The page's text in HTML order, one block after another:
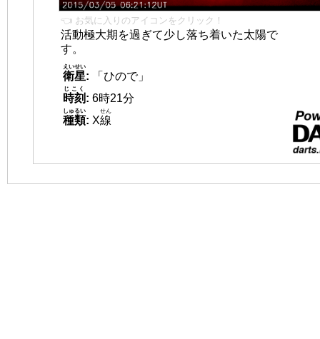
👈 お気に入りのアイコンをクリック！
活動極大期を過ぎて少し落ち着いた太陽で
す。
衛星
えいせい
:
「ひので」
時刻
じこく
: 6時21分
種類
しゅるい
: X線
せん